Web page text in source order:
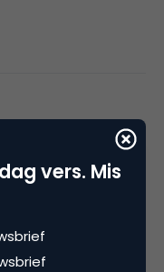
vers. Mis